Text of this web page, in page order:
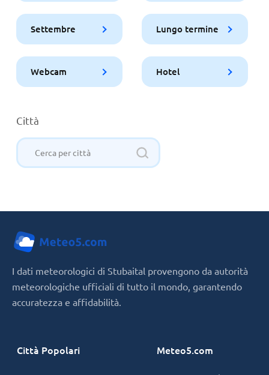
Settembre Lungo termine
Webcam Hotel
Città
I dati meteorologici di Stubaital provengono da autorità
meteorologiche ufficiali di tutto il mondo, garantendo
accuratezza e affidabilità.
Città Popolari Meteo5.com